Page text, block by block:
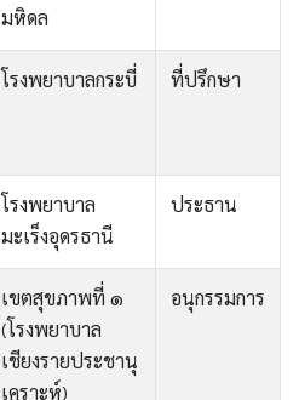
มหิดล
โรงพยาบาลกระบี่ ที่ปรึกษา
โรงพยาบาล
มะเร็งอุดรธานี
ประธาน
เขตสุขภาพที่ ๑
(โรงพยาบาล
เชียงรายประชานุ
เคราะห์)
อนุกรรมการ